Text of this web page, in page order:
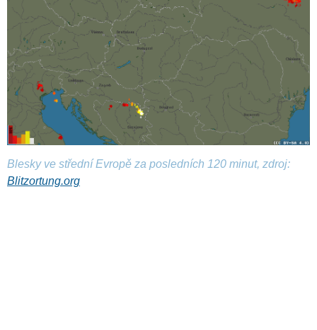
Blesky ve střední Evropě za posledních 120 minut, zdroj:
Blitzortung.org